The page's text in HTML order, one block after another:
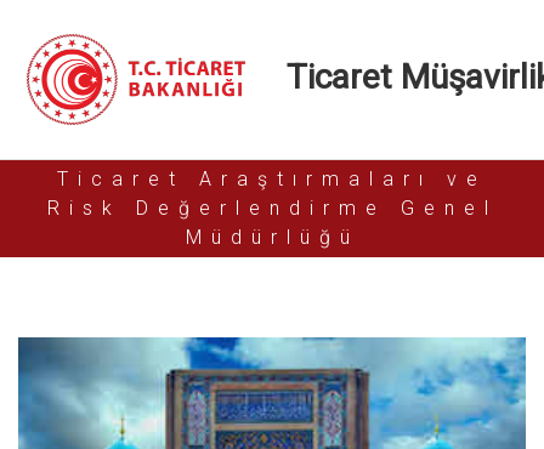
Ticaret
Ticaret Araştırmaları ve
Risk Değerlendirme Genel
Müdürlüğü